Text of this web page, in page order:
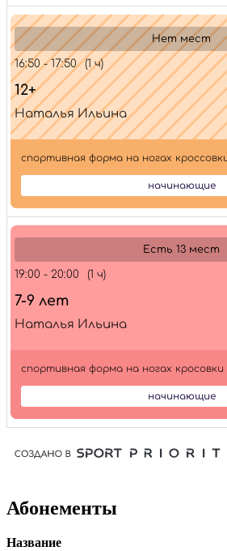
Абонементы
Название